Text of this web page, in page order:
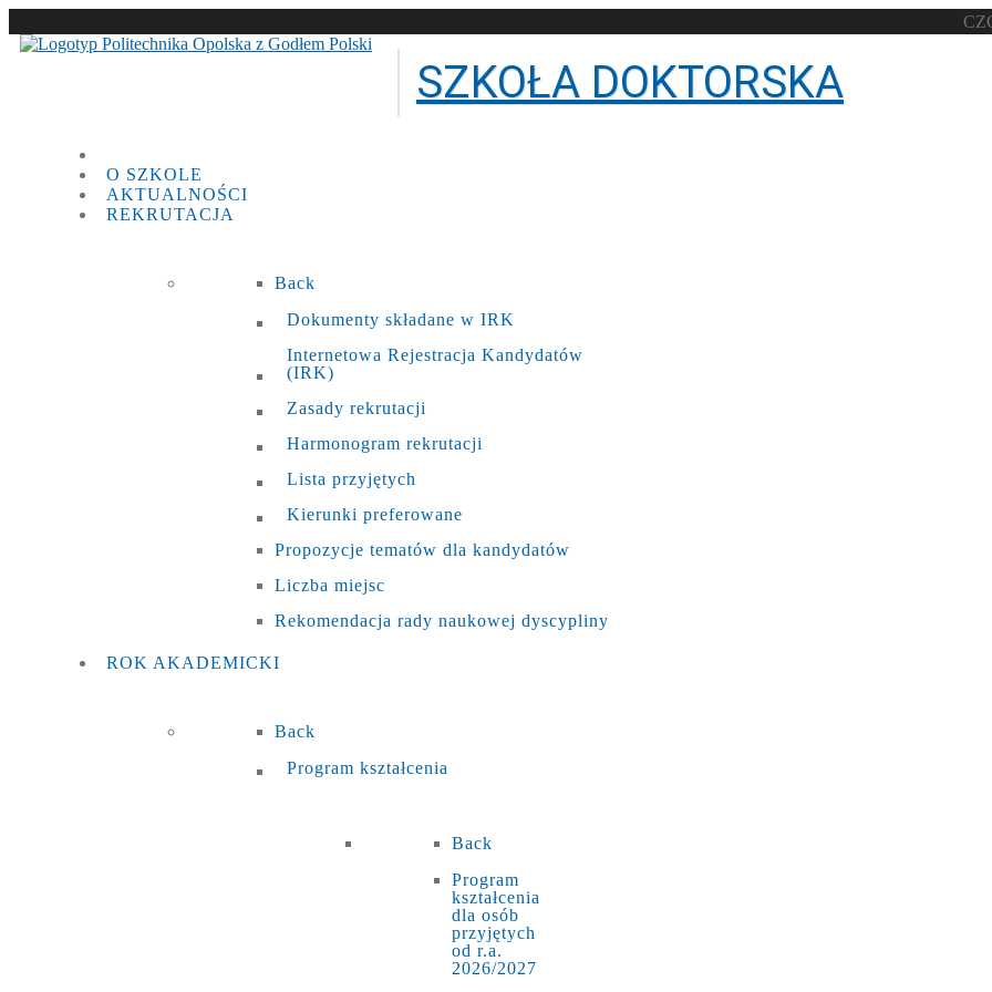
SZKOŁA DOKTORSKA
O SZKOLE
AKTUALNOŚCI
REKRUTACJA
Back
Dokumenty składane w IRK
Internetowa Rejestracja Kandydatów
(IRK)
Zasady rekrutacji
Harmonogram rekrutacji
Lista przyjętych
Kierunki preferowane
Propozycje tematów dla kandydatów
Liczba miejsc
Rekomendacja rady naukowej dyscypliny
ROK AKADEMICKI
Back
Program kształcenia
Back
Program
kształcenia
dla osób
przyjętych
od r.a.
2026/2027